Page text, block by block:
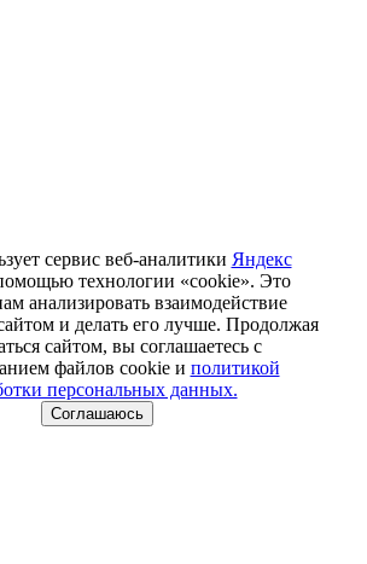
сервис веб-аналитики Яндекс
технологии «cookie». Это
анализировать взаимодействие
и делать его лучше. Продолжая
сайтом, вы соглашаетесь с
файлов cookie и политикой
персональных данных.
Соглашаюсь